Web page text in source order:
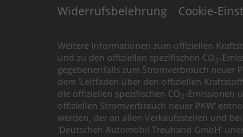
Widerrufsbelehrung
Cookie-
Weitere Informationen zum offiziellen
und zu den offiziellen spezifischen CO2 -
gegebenenfalls zum Stromverbrauch neuer
dem 'Leitfaden über den offiziellen
die offiziellen spezifischen CO2 -Emissionen
offiziellen Stromverbrauch neuer PKW'
werden, der an allen Verkaufsstellen und
'Deutschen Automobil Treuhand GmbH'